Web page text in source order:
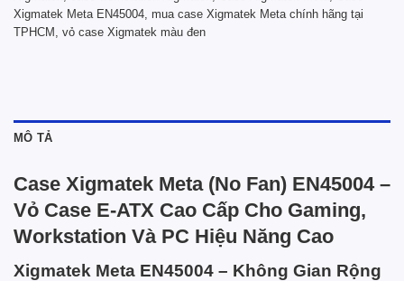
Xigmatek Meta EN45004 mua case Xigmatek Meta chính hãng tại
TPHCM vỏ case Xigmatek màu đen
MÔ TẢ
Case Xigmatek Meta (No Fan) EN45004 –
Vỏ Case E-ATX Cao Cấp Cho Gaming,
Workstation Và PC Hiệu Năng Cao
Xigmatek Meta EN45004 – Không Gian Rộng